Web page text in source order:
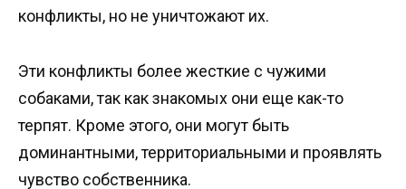
конфликты, но не уничтожают их.
Эти конфликты более жесткие с чужими
собаками, так как знакомых они еще как-то
терпят. Кроме этого, они могут быть
доминантными, территориальными и проявлять
чувство собственника.